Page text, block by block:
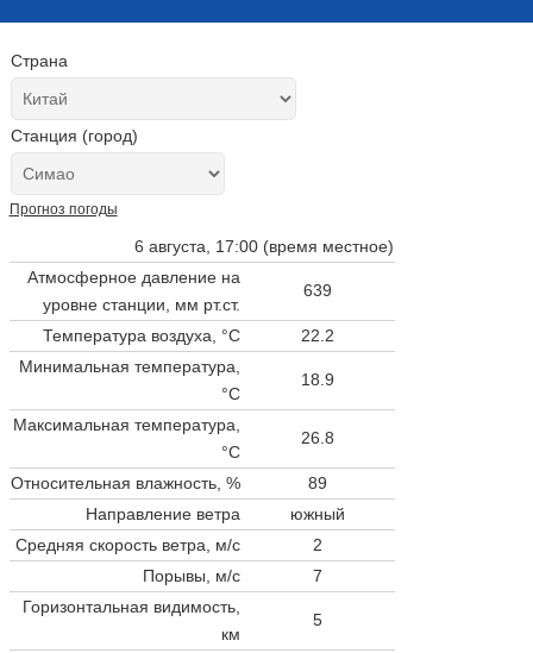
Страна
Станция (город)
Прогноз погоды
6 августа, 17:00 (время местное)
Атмосферное давление на
уровне станции, мм рт.ст.
639
Температура воздуха, °C
22.2
Минимальная температура,
°C
18.9
Максимальная температура,
°C
26.8
Относительная влажность, %
89
Направление ветра
южный
Средняя скорость ветра, м/с
2
Порывы, м/с
7
Горизонтальная видимость,
км
5